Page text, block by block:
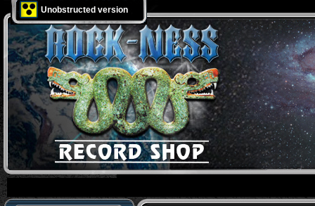
Unobstructed version